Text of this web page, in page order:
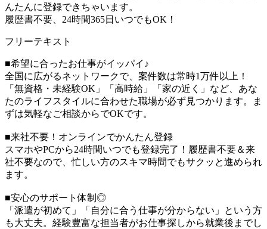
んたんに登録できちゃいます。
履歴書不要、24時間365日いつでもOK！
フリーテキスト
■希望に合ったお仕事がイッパイ♪
全国に広がるネットワークで、案件数は常時1万件以上！
「無資格・未経験OK」「高時給」「家の近く」など、あな
たのライフスタイルに合わせた職場が必ず見つかります。ま
ずは気軽なご相談からでOKです。
■来社不要！オンラインでかんたん登録
スマホやPCから24時間いつでも登録完了！履歴書不要＆来
社不要なので、忙しい方のスキマ時間でもサクッと進められ
ます。
■安心のサポート体制◎
「派遣が初めて」「自分に合う仕事が分からない」という方
も大丈夫。経験豊富な担当者がお仕事探しから就業後までし